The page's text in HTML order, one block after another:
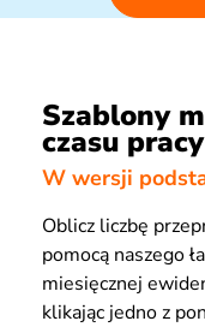
Szablony
czasu pracy
W wersji
Oblicz liczbę
pomocą naszego
miesięcznej
klikając jedno z